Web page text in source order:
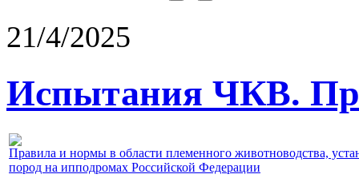
21/4/2025
Испытания ЧКВ.
Правила и нормы в области племенного животноводства,
пород на ипподромах Российской Федерации